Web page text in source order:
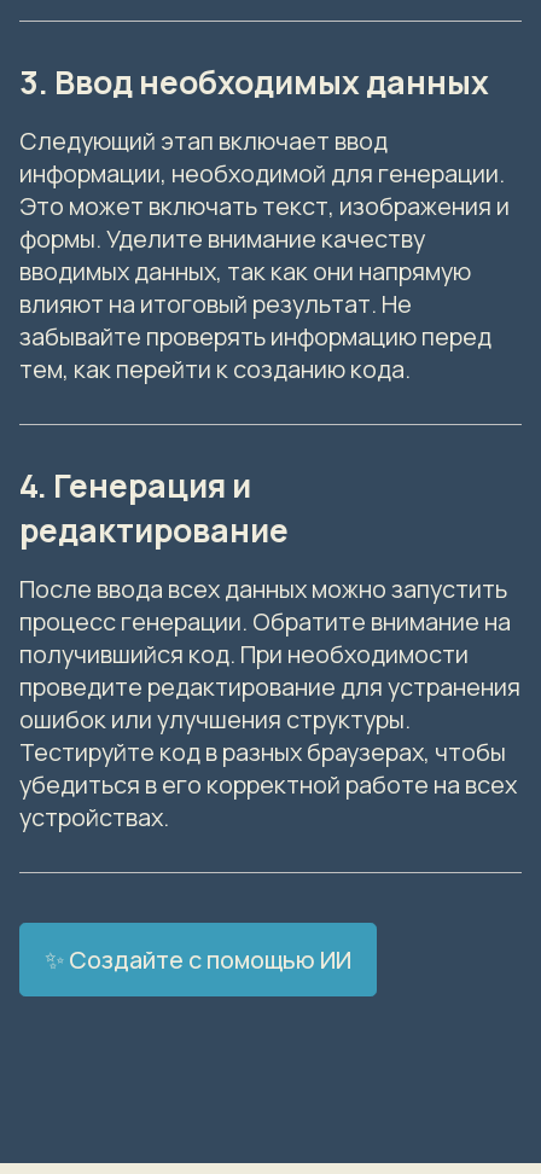
3. Ввод необходимых данных
Следующий этап включает ввод
информации, необходимой для генерации.
Это может включать текст, изображения и
формы. Уделите внимание качеству
вводимых данных, так как они напрямую
влияют на итоговый результат. Не
забывайте проверять информацию перед
тем, как перейти к созданию кода.
4. Генерация и
редактирование
После ввода всех данных можно запустить
процесс генерации. Обратите внимание на
получившийся код. При необходимости
проведите редактирование для устранения
ошибок или улучшения структуры.
Тестируйте код в разных браузерах, чтобы
убедиться в его корректной работе на всех
устройствах.
✨ Создайте с помощью ИИ